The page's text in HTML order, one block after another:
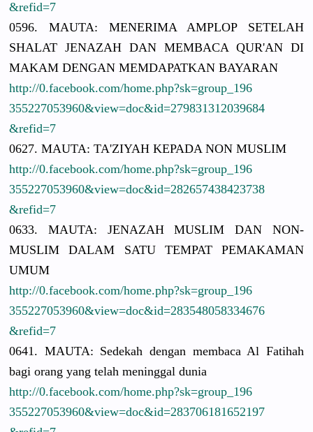
&refid=7
0596. MAUTA: MENERIMA AMPLOP SETELAH
SHALAT JENAZAH DAN MEMBACA QUR'AN DI
MAKAM DENGAN MEMDAPATKAN BAYARAN
http://0.facebook.com/home.php?sk=group_196
355227053960&view=doc&id=279831312039684
&refid=7
0627. MAUTA: TA'ZIYAH KEPADA NON MUSLIM
http://0.facebook.com/home.php?sk=group_196
355227053960&view=doc&id=282657438423738
&refid=7
0633. MAUTA: JENAZAH MUSLIM DAN NON-
MUSLIM DALAM SATU TEMPAT PEMAKAMAN
UMUM
http://0.facebook.com/home.php?sk=group_196
355227053960&view=doc&id=283548058334676
&refid=7
0641. MAUTA: Sedekah dengan membaca Al Fatihah
bagi orang yang telah meninggal dunia
http://0.facebook.com/home.php?sk=group_196
355227053960&view=doc&id=283706181652197